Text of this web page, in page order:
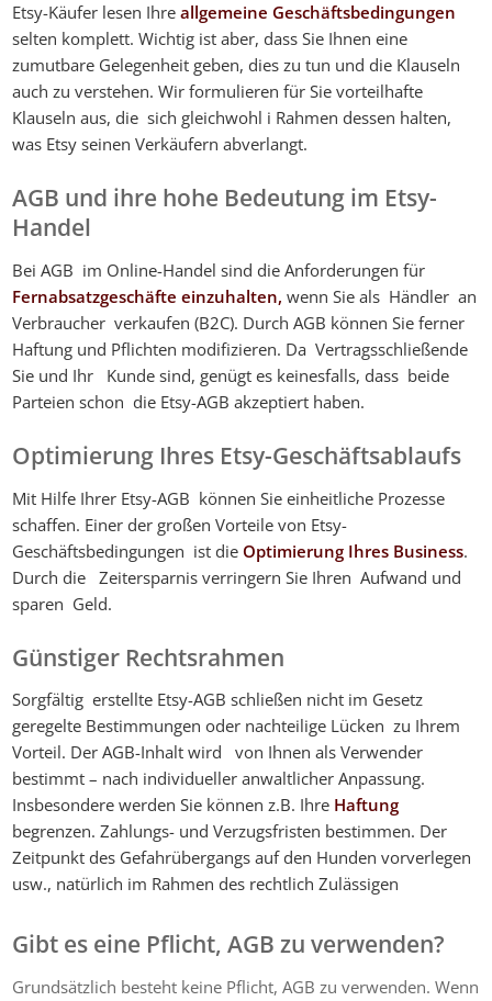
Etsy-Käufer lesen Ihre allgemeine Geschäftsbedingungen
selten komplett. Wichtig ist aber, dass Sie Ihnen eine
zumutbare Gelegenheit geben, dies zu tun und die Klauseln
auch zu verstehen. Wir formulieren für Sie vorteilhafte
Klauseln aus, die sich gleichwohl i Rahmen dessen halten,
was Etsy seinen Verkäufern abverlangt.
AGB und ihre hohe Bedeutung im Etsy-
Handel
Bei AGB im Online-Handel sind die Anforderungen für
Fernabsatzgeschäfte einzuhalten, wenn Sie als Händler an
Verbraucher verkaufen (B2C). Durch AGB können Sie ferner
Haftung und Pflichten modifizieren. Da Vertragsschließende
Sie und Ihr Kunde sind, genügt es keinesfalls, dass beide
Parteien schon die Etsy-AGB akzeptiert haben.
Optimierung Ihres Etsy-Geschäftsablaufs
Mit Hilfe Ihrer Etsy-AGB können Sie einheitliche Prozesse
schaffen. Einer der großen Vorteile von Etsy-
Geschäftsbedingungen ist die Optimierung Ihres Business.
Durch die Zeitersparnis verringern Sie Ihren Aufwand und
sparen Geld.
Günstiger Rechtsrahmen
Sorgfältig erstellte Etsy-AGB schließen nicht im Gesetz
geregelte Bestimmungen oder nachteilige Lücken zu Ihrem
Vorteil. Der AGB-Inhalt wird von Ihnen als Verwender
bestimmt – nach individueller anwaltlicher Anpassung.
Insbesondere werden Sie können z.B. Ihre Haftung
begrenzen. Zahlungs- und Verzugsfristen bestimmen. Der
Zeitpunkt des Gefahrübergangs auf den Hunden vorverlegen
usw., natürlich im Rahmen des rechtlich Zulässigen
Gibt es eine Pflicht, AGB zu verwenden?
Grundsätzlich besteht keine Pflicht, AGB zu verwenden. Wenn